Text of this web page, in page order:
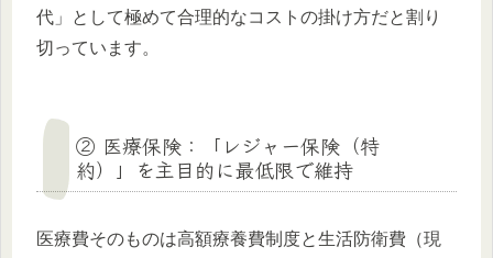
代」として極めて合理的なコストの掛け方だと割り
切っています。
② 医療保険：「レジャー保険（特
約）」を主目的に最低限で維持
医療費そのものは高額療養費制度と生活防衛費（現